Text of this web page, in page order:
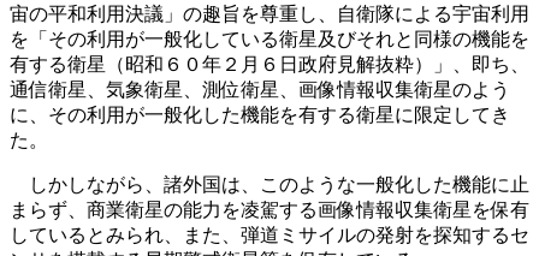
宙の平和利用決議」の趣旨を尊重し、自衛隊による宇宙利用
を「その利用が一般化している衛星及びそれと同様の機能を
有する衛星（昭和６０年２月６日政府見解抜粋）」、即ち、
通信衛星、気象衛星、測位衛星、画像情報収集衛星のよう
に、その利用が一般化した機能を有する衛星に限定してき
た。
しかしながら、諸外国は、このような一般化した機能に止
まらず、商業衛星の能力を凌駕する画像情報収集衛星を保有
しているとみられ、また、弾道ミサイルの発射を探知するセ